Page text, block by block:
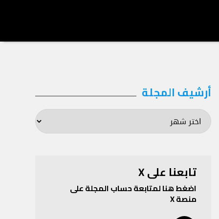
أرشيف المجلة
المجلة
تابعنا على X
اضغط هنا لمتابعة حساب المجلة على
منصة X